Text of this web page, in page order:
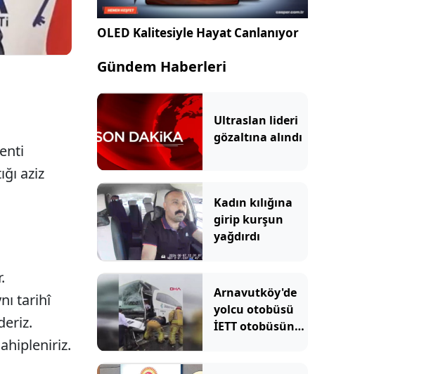
aziz
tarihî
OLED Kalitesiyle Hayat Canlanıyor
Gündem Haberleri
Ultraslan lideri
gözaltına alındı
Kadın kılığına
girip kurşun
yağdırdı
Arnavutköy'de
yolcu otobüsü
İETT otobüsüne